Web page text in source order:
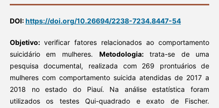
DOI:https://doi.org/10.26694/2238-7234.8447-54
Objetivo: verificar fatores relacionados ao comportamento
suicidário em mulheres. Metodologia:trata-se de uma
pesquisa documental, realizada com 269 prontuários de
mulheres com comportamento suicida atendidas de 2017 a
2018 no estado do Piauí. Na análise estatística foram
utilizados os testes Qui-quadrado e exato de Fischer.